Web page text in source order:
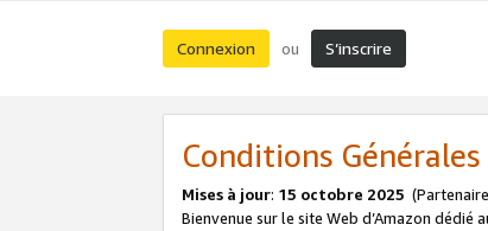
Connexion ou S’inscrire
Conditions
Mises à jour: 15 octobre 2025
Bienvenue sur le site Web d’Amazon dédié